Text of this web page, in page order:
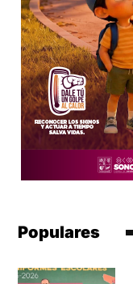
Populares